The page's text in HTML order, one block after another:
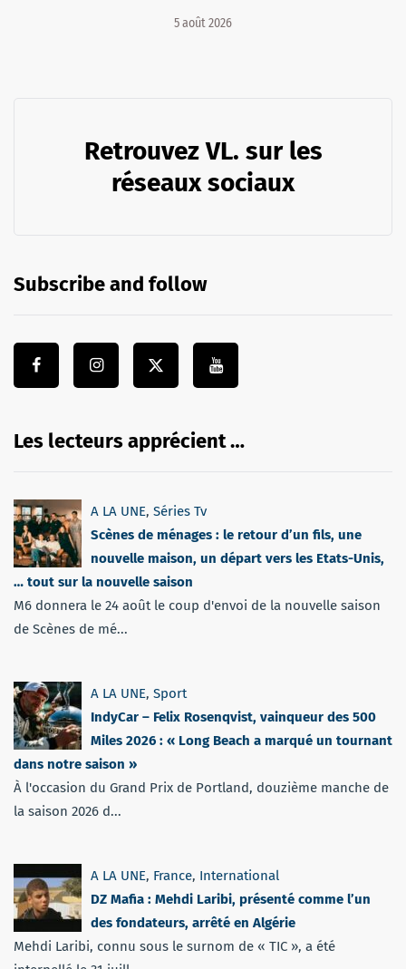
5 août 2026
Retrouvez VL. sur les
réseaux sociaux
Subscribe and follow
Les lecteurs apprécient …
A LA UNE, Séries Tv
Scènes de ménages : le retour d’un fils, une
nouvelle maison, un départ vers les Etats-Unis,
… tout sur la nouvelle saison
M6 donnera le 24 août le coup d'envoi de la nouvelle saison
de Scènes de mé...
A LA UNE, Sport
IndyCar – Felix Rosenqvist, vainqueur des 500
Miles 2026 : « Long Beach a marqué un tournant
dans notre saison »
À l'occasion du Grand Prix de Portland, douzième manche de
la saison 2026 d...
A LA UNE, France, International
DZ Mafia : Mehdi Laribi, présenté comme l’un
des fondateurs, arrêté en Algérie
Mehdi Laribi, connu sous le surnom de « TIC », a été